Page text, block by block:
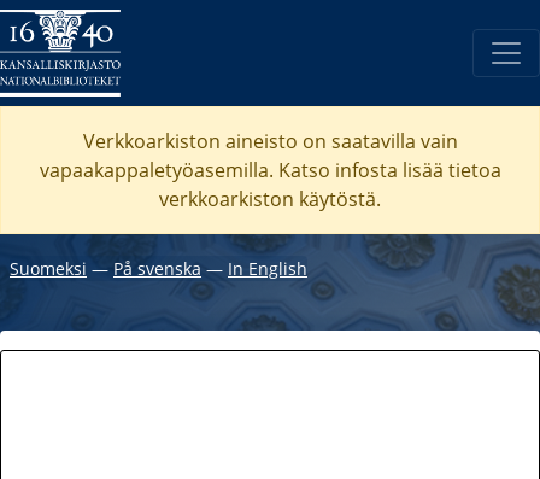
Verkkoarkiston aineisto on saatavilla vain
vapaakappaletyöasemilla. Katso infosta lisää tietoa
verkkoarkiston käytöstä.
Suomeksi ― På svenska ― In English